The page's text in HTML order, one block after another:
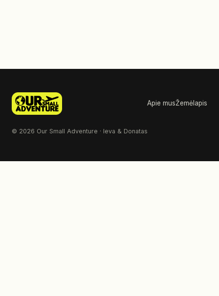
Apie musŽemėlapis
© 2026 Our Small Adventure · Ieva & Donatas